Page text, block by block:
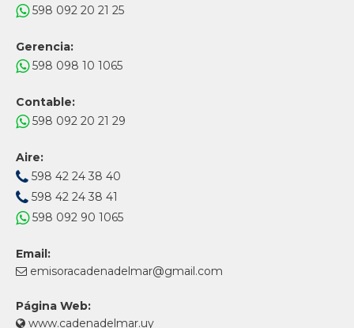
598 092 20 21 25
Gerencia:
598 098 10 1065
Contable:
598 092 20 21 29
Aire:
598 42 24 38 40
598 42 24 38 41
598 092 90 1065
Email:
emisoracadenadelmar@gmail.com
Página Web:
www.cadenadelmar.uy